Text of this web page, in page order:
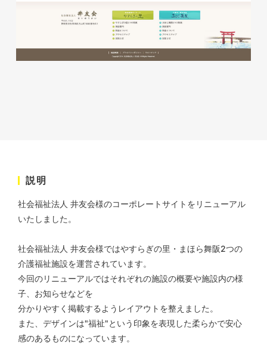
株式会社ベストブラス様 EC
#レスポンシブWebデザイン
説明
社会福祉法人 井友会様のコーポレートサイトをリニューアル
いたしました。
社会福祉法人 井友会様ではやすらぎの里・まほら舞阪2つの
介護福祉施設を運営されています。
今回のリニューアルではそれぞれの施設の概要や施設内の様
子、お知らせなどを
分かりやすく掲載するようレイアウトを整えました。
また、デザインは"福祉"という印象を表現した柔らかで安心
感のあるものになっています。